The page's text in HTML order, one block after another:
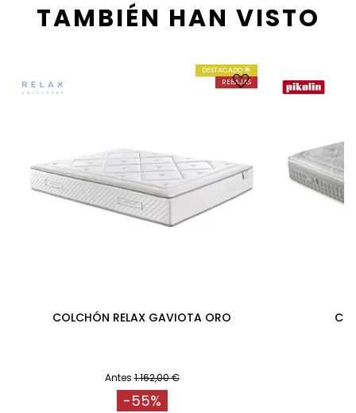
TAMBIÉN HAN VISTO
DESTACADO 🌟
REBAJAS
COLCHÓN RELAX GAVIOTA ORO
Antes 1.162,00 €
-55%